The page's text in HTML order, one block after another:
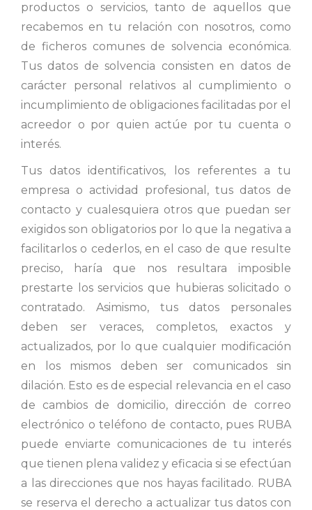
productos o servicios, tanto de aquellos que
recabemos en tu relación con nosotros, como
de ficheros comunes de solvencia económica.
Tus datos de solvencia consisten en datos de
carácter personal relativos al cumplimiento o
incumplimiento de obligaciones facilitadas por el
acreedor o por quien actúe por tu cuenta o
interés.
Tus datos identificativos, los referentes a tu
empresa o actividad profesional, tus datos de
contacto y cualesquiera otros que puedan ser
exigidos son obligatorios por lo que la negativa a
facilitarlos o cederlos, en el caso de que resulte
preciso, haría que nos resultara imposible
prestarte los servicios que hubieras solicitado o
contratado. Asimismo, tus datos personales
deben ser veraces, completos, exactos y
actualizados, por lo que cualquier modificación
en los mismos deben ser comunicados sin
dilación. Esto es de especial relevancia en el caso
de cambios de domicilio, dirección de correo
electrónico o teléfono de contacto, pues RUBA
puede enviarte comunicaciones de tu interés
que tienen plena validez y eficacia si se efectúan
a las direcciones que nos hayas facilitado. RUBA
se reserva el derecho a actualizar tus datos con